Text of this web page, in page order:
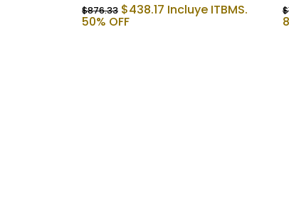
$876.33 El
precio
$438.17 El
precio
Incluye ITBMS.
50% OFF
$